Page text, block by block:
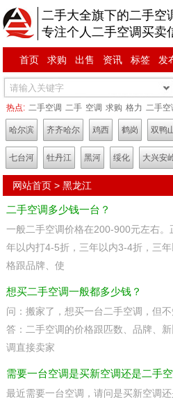
二手大全旗下的二手空
专注个人二手空调买卖
首页 求购 出售 资讯 标签 发
热点: 二手空调 二手 空调 求购 格力 二手空
哈尔滨 齐齐哈尔 鸡西 鹤岗 双鸭
七台河 牡丹江 黑河 绥化 大兴安
网站首页 >黑龙江
二手空调多少钱一台？
一般二手空调价格在200-900元左右
年以内打4-5折，三年以内3-4折，三
格跟品牌、使
想买二手空调一般都多少钱？
问：搬家了，想买一台二手空调，但
答：二手空调的价格跟匹数、品牌、
调直接卖家
需要一台空调是买新空调还是二手
最近需要一台空调，请问是买新空调